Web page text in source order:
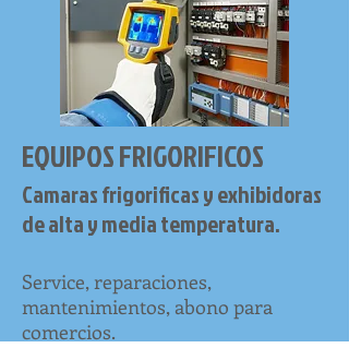
EQUIPOS FRIGORIFICOS
Camaras frigorificas y exhibidoras
de alta y media temperatura.
Service, reparaciones,
mantenimientos, abono para
comercios.